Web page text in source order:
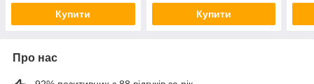
Купити Купити
Про нас